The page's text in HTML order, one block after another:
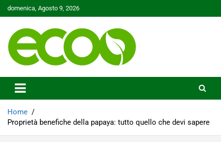
Skip
to
domenica, Agosto 9, 2026
Ecoo.it
Home
Proprietà benefiche della papaya: tutto quello che devi sapere